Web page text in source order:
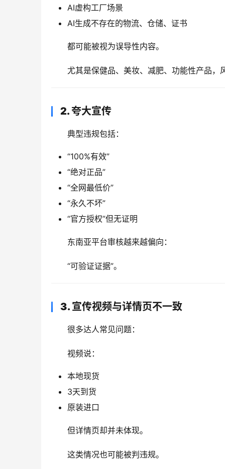
AI虚构工厂场景
AI生成不存在的物流、仓储、证书
都可能被视为误导性内容。
尤其是保健品、美妆、减肥、功能性产品，
2. 夸大宣传
典型违规包括：
“100%有效”
“绝对正品”
“全网最低价”
“永久不坏”
“官方授权”但无证明
东南亚平台审核越来越偏向：
“可验证证据”。
3. 宣传视频与详情页不一致
很多达人常见问题：
视频说：
本地现货
3天到货
原装进口
但详情页却并未体现。
这类情况也可能被判违规。